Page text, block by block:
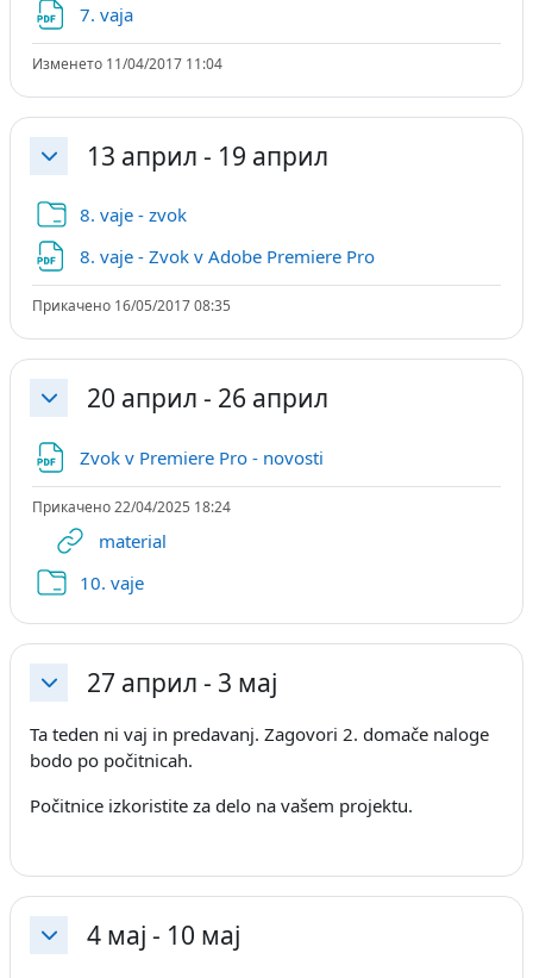
7. vaja
Изменето 11/04/2017 11:04
Затвори13 април - 19 април
8. vaje - zvokПапка
8. vaje - Zvok v Adobe Premiere Pro
Прикачено 16/05/2017 08:35
Затвори20 април - 26 април
Zvok v Premiere Pro - novosti
Прикачено 22/04/2025 18:24
materialURL
10. vajeПапка
Затвори27 април - 3 мај
Ta teden ni vaj in predavanj. Zagovori 2. domače naloge
bodo po počitnicah.
Počitnice izkoristite za delo na vašem projektu.
Затвори4 мај - 10 мај